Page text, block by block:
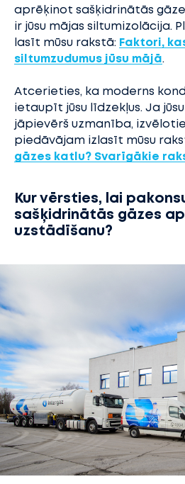
aprēķinot sašķidrinātās
ir jūsu mājas siltumizolācija.
lasīt mūsu rakstā: Faktori,
siltumzudumus jūsu mājā.
Atcerieties, ka moderns
ietaupīt jūsu līdzekļus. Ja
jāpievērš uzmanība,
piedāvājam izlasīt mūsu
gāzes katlu? Svarīgākie
Kur vērsties, lai
sašķidrinātās gāzes
uzstādīšanu?